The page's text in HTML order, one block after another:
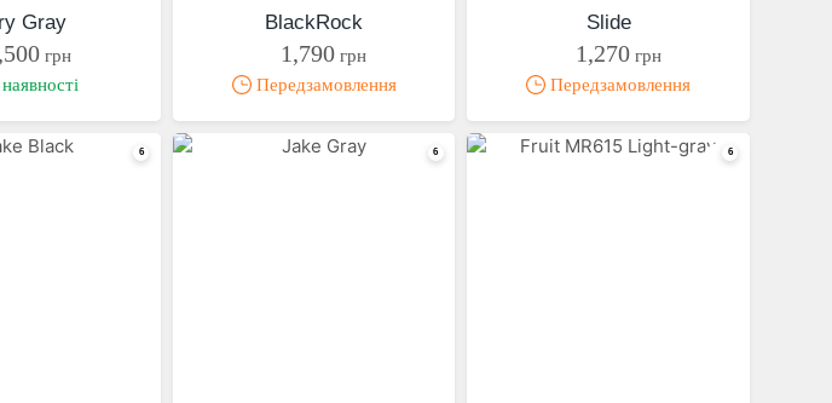
Gray
грн
BlackRock
1,790 грн
Передзамовлення
Slide
1,270грн
Передзамовлення